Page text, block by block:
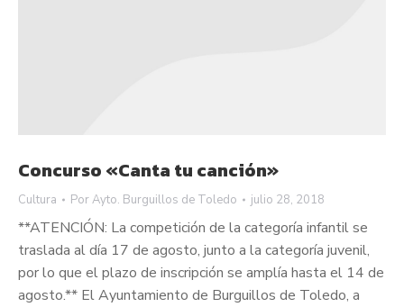
Concurso «Canta tu canción»
Cultura PorAyto. Burguillos de Toledo julio 28, 2018
**ATENCIÓN: La competición de la categoría infantil se
traslada al día 17 de agosto, junto a la categoría juvenil,
por lo que el plazo de inscripción se amplía hasta el 14 de
agosto.** El Ayuntamiento de Burguillos de Toledo, a